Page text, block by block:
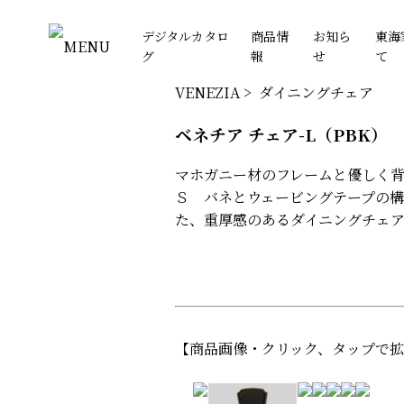
MENU
デジタルカタロ
グ
商品情
報
お知ら
せ
東海
て
VENEZIA > ダイニングチェア
ベネチア チェア-L（PBK）
マホガニー材のフレームと優しく
Ｓ バネとウェービングテープの
た、重厚感のあるダイニングチェ
【商品画像・クリック、タップで